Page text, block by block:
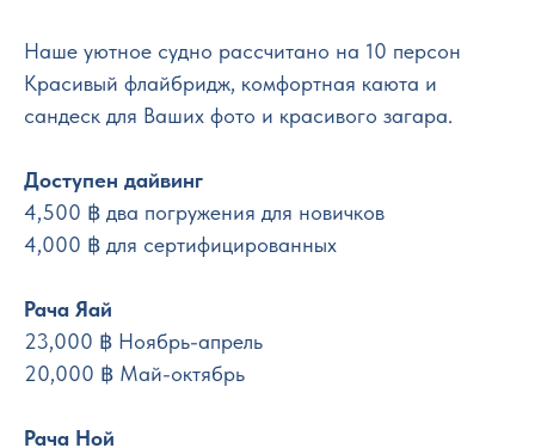
Наше уютное судно рассчитано на 10 персон
Красивый флайбридж, комфортная каюта и
сандеск для Ваших фото и красивого загара.
Доступен дайвинг
4,500 ฿ два погружения для новичков
4,000 ฿ для сертифицированных
Рача Яай
23,000 ฿ Ноябрь-апрель
20,000 ฿ Май-октябрь
Рача Ной